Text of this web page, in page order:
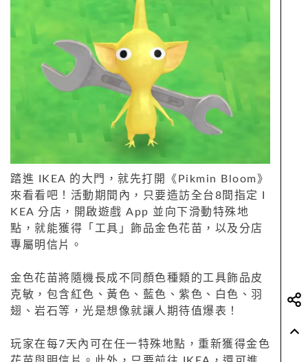
踏進 IKEA 的大門，就先打開《Pikmin Bloom》
來看看吧！活動期間內，只要造訪全台8間指定 I
KEA 分店，開啟遊戲 App 並向下滑動特殊地
點，就能獲得「工具」飾品金色花苗，以及分店
專屬明信片。
金色花苗將隨機長成不同顏色種類的工具飾品皮
克敏，包含紅色、黃色、藍色、紫色、白色、羽
翅、岩石等，光是想像就讓人期待值爆表！
玩家在每7天內可在任一特殊地點，重新獲得金色